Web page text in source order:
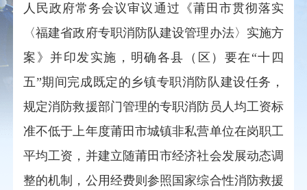
人民政府常务会议审议通过《莆田市贯彻落实
〈福建省政府专职消防队建设管理办法〉实施方
案》并印发实施，明确各县（区）要在“十四
五”期间完成既定的乡镇专职消防队建设任务，
规定消防救援部门管理的专职消防员人均工资标
准不低于上年度莆田市城镇非私营单位在岗职工
平均工资，并建立随莆田市经济社会发展动态调
整的机制，公用经费则参照国家综合性消防救援